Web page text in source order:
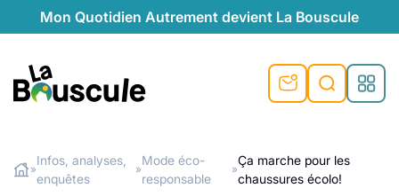
Mon Quotidien Autrement devient La Bouscule
Rechercher
»
Infos, analyses,
enquêtes
»
Mode éco-
responsable
»
Ça marche pour les
chaussures écolo!